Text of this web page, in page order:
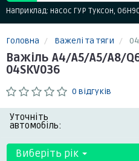
Наприклад: насос ГУР Туксон,
Головна Важелі та тяги
Важіль A4/A5/A5/A8/
04SKV036
0 відгуків
Уточніть
автомобіль:
Виберіть рік